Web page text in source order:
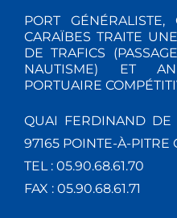
PORT GÉNÉRALISTE,
CARAÏBES TRAITE
DE TRAFICS
NAUTISME) ET
PORTUAIRE
QUAI FERDINAND
97165 POINTE-À-PITRE
TEL : 05.90.68.61.70
FAX : 05.90.68.61.71